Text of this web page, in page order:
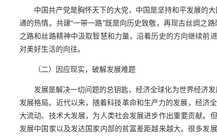
中国共产党是胸怀天下的大党，中国是坚持和平发展的
通的热情。共建“一带一路”既是向历史致敬，再现古丝绸之
之路和丝路精神中汲取智慧和力量，沿着历史的方向继续前
对美好生活的向往。
（二）因应现实，破解发展难题
发展是解决一切问题的总钥匙，经济全球化为世界经济
发展格局。近代以来，随着科技革命和生产力的发展，经济
大流动、技术大发展，为人类社会发展进步作出重要贡献。
发展中国家以及发达国家内部的贫富差距越来越大。很多发